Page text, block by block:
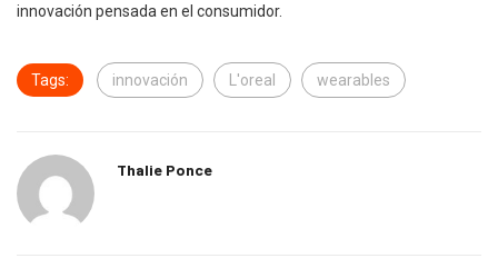
innovación pensada en el consumidor.
Tags: innovación L'oreal wearables
Thalie Ponce